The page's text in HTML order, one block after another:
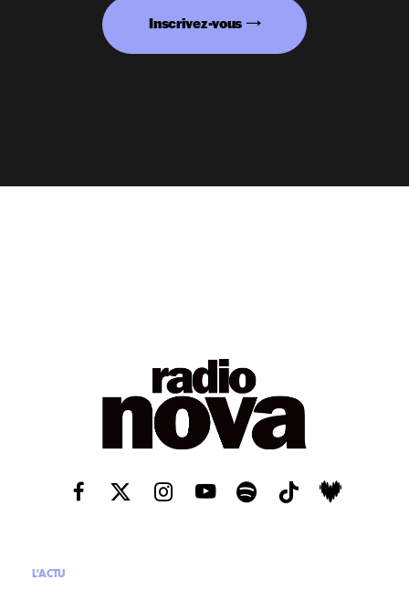
Inscrivez-vous
L'ACTU